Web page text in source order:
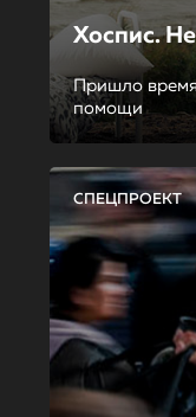
Хоспис.
Пришло время
помощи
СПЕЦПРОЕКТ